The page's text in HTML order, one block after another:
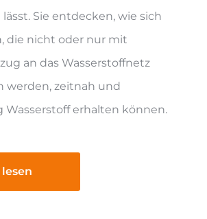
Sie entdecken, wie sich
die nicht oder nur mit
an das Wasserstoffnetz
werden, zeitnah und
erhalten können.